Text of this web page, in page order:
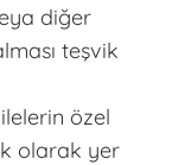
diğer
teşvik
özel
olarak yer